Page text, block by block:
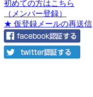
初めての方はこちら
（メンバー登録）
★ 仮登録メールの再送信